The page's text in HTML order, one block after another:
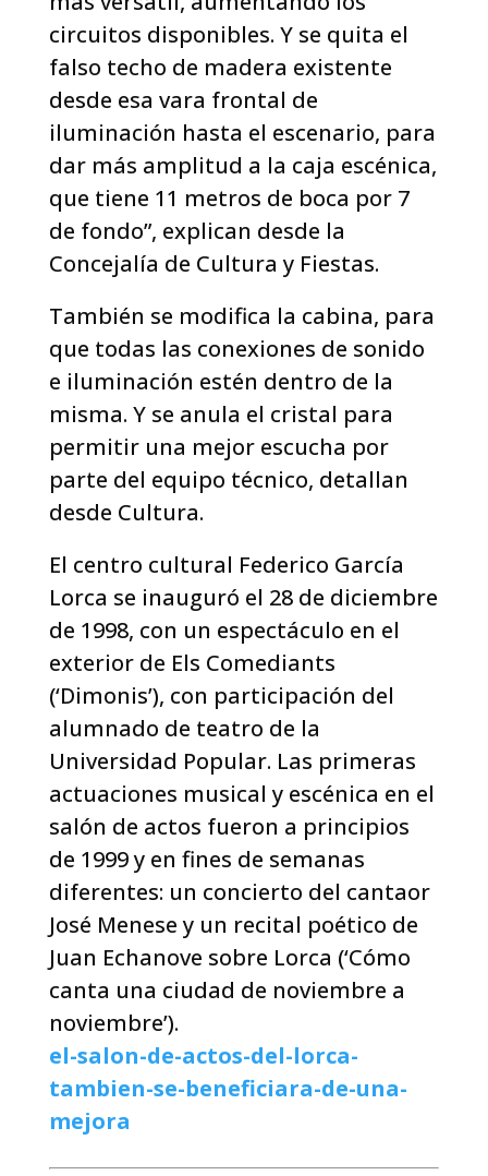
circuitos disponibles. Y se quita el
falso techo de madera existente
desde esa vara frontal de
iluminación hasta el escenario, para
dar más amplitud a la caja escénica,
que tiene 11 metros de boca por 7
de fondo”, explican desde la
Concejalía de Cultura y Fiestas.
También se modifica la cabina, para
que todas las conexiones de sonido
e iluminación estén dentro de la
misma. Y se anula el cristal para
permitir una mejor escucha por
parte del equipo técnico, detallan
desde Cultura.
El centro cultural Federico García
Lorca se inauguró el 28 de diciembre
de 1998, con un espectáculo en el
exterior de Els Comediants
(‘Dimonis’), con participación del
alumnado de teatro de la
Universidad Popular. Las primeras
actuaciones musical y escénica en el
salón de actos fueron a principios
de 1999 y en fines de semanas
diferentes: un concierto del cantaor
José Menese y un recital poético de
Juan Echanove sobre Lorca (‘Cómo
canta una ciudad de noviembre a
noviembre’).
el-salon-de-actos-del-lorca-
tambien-se-beneficiara-de-una-
mejora